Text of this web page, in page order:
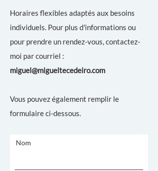
Horaires flexibles adaptés aux besoins
individuels. Pour plus d'informations ou
pour prendre un rendez-vous, contactez-
moi par courriel :
miguel@migueltecedeiro.com
Vous pouvez également remplir le
formulaire ci-dessous.
Nom